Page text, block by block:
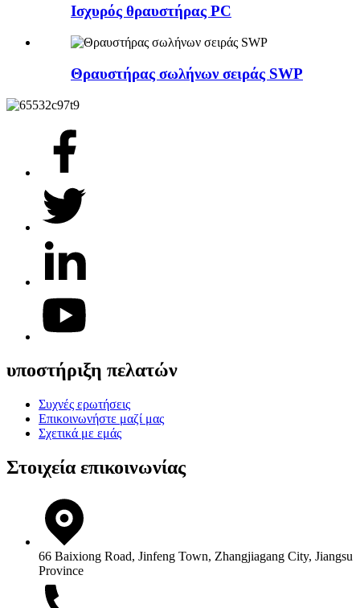
Ισχυρός θραυστήρας PC
Θραυστήρας σωλήνων σειράς SWP
υποστήριξη πελατών
Συχνές ερωτήσεις
Επικοινωνήστε μαζί μας
Σχετικά με εμάς
Στοιχεία επικοινωνίας
66 Baixiong Road, Jinfeng Town, Zhangjiagang City, Jiangsu
Province